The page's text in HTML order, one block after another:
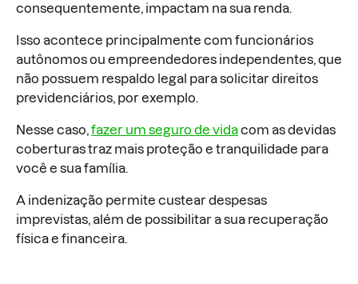
consequentemente, impactam na sua renda.
Isso acontece principalmente com funcionários
autônomos ou empreendedores independentes, que
não possuem respaldo legal para solicitar direitos
previdenciários, por exemplo.
Nesse caso,fazer um seguro de vidacom as devidas
coberturas traz mais proteção e tranquilidade para
você e sua família.
A indenização permite custear despesas
imprevistas, além de possibilitar a sua recuperação
física e financeira.